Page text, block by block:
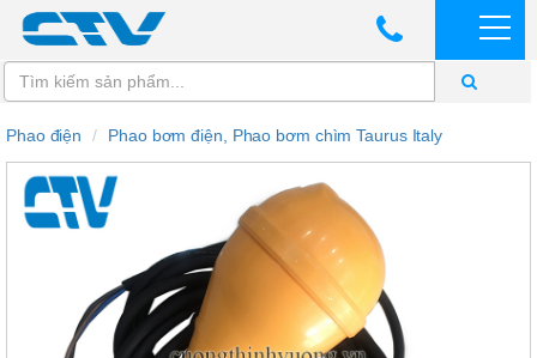
Phao điện Phao bơm điện, Phao bơm chìm Taurus Italy